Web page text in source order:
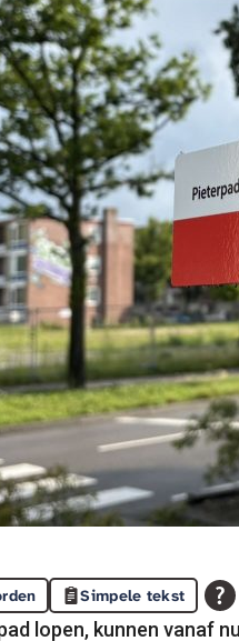
Simpele tekst
lopen, kunnen vanaf